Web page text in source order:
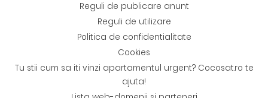
Reguli de publicare anunt
Reguli de utilizare
Politica de confidentialitate
Cookies
Tu stii cum sa iti vinzi apartamentul urgent? Cocosat.ro te
ajuta!